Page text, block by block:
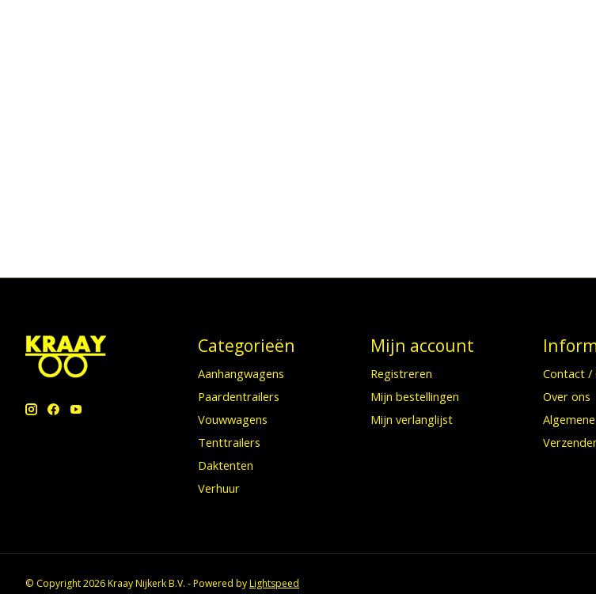
Categorieën
Aanhangwagens
Paardentrailers
Vouwwagens
Tenttrailers
Daktenten
Verhuur
Mijn account
Registreren
Mijn bestellingen
Mijn verlanglijst
Contact /
Over ons
© Copyright 2026 Kraay Nijkerk B.V. - Powered byLightspeed